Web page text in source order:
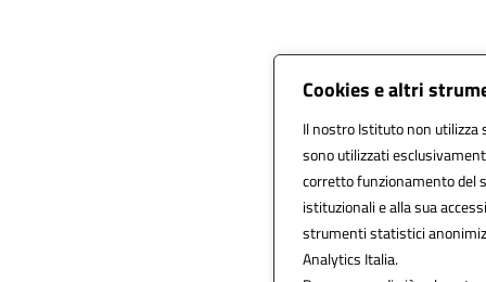
Cookies e altri
Il nostro Istituto non
sono utilizzati
corretto funzionamento del
istituzionali e alla sua
strumenti statistici
Analytics Italia.